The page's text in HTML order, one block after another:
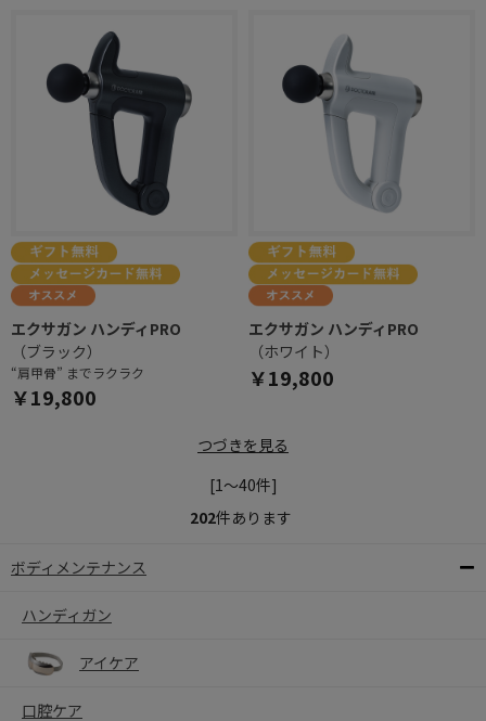
エクサガン ハンディPRO
（ブラック）
“肩甲骨” までラクラク
￥19,800
エクサガン ハンディPRO
（ホワイト）
￥19,800
つづきを見る
[1～40件]
202件あります
ボディメンテナンス
ハンディガン
アイケア
口腔ケア